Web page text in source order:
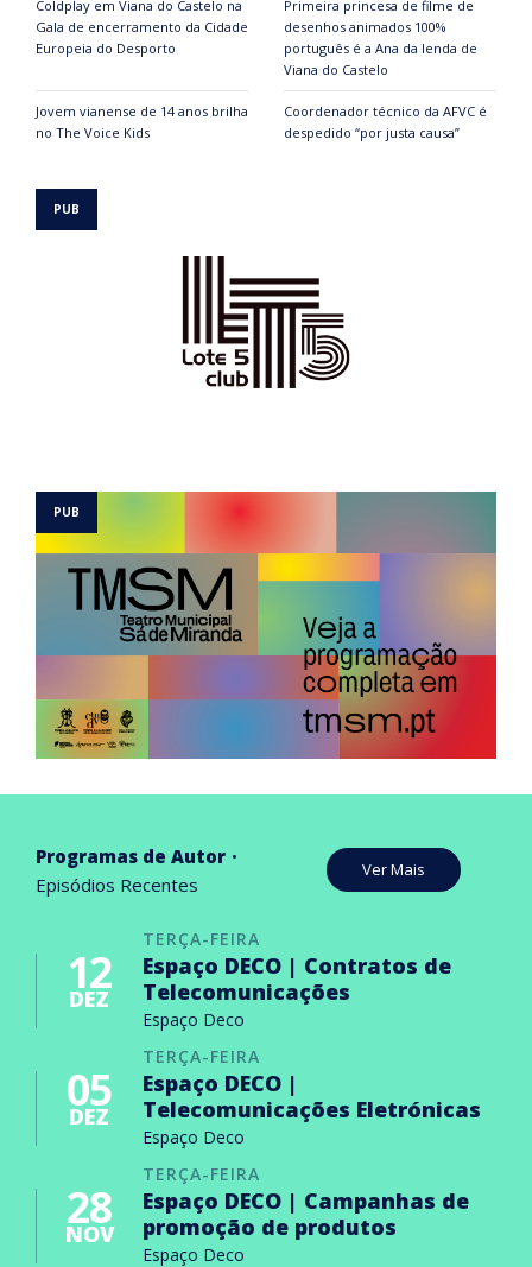
Coldplay em Viana do Castelo na
Gala de encerramento da Cidade
Europeia do Desporto
Primeira princesa de filme de
desenhos animados 100%
português é a Ana da lenda de
Viana do Castelo
Jovem vianense de 14 anos brilha
no The Voice Kids
Coordenador técnico da AFVC é
despedido “por justa causa”
Programas de Autor
Episódios Recentes
Ver Mais
TERÇA-FEIRA
12
DEZ
Espaço DECO | Contratos de
Telecomunicações
Espaço Deco
TERÇA-FEIRA
05
DEZ
Espaço DECO |
Telecomunicações Eletrónicas
Espaço Deco
TERÇA-FEIRA
28
NOV
Espaço DECO | Campanhas de
promoção de produtos
Espaço Deco